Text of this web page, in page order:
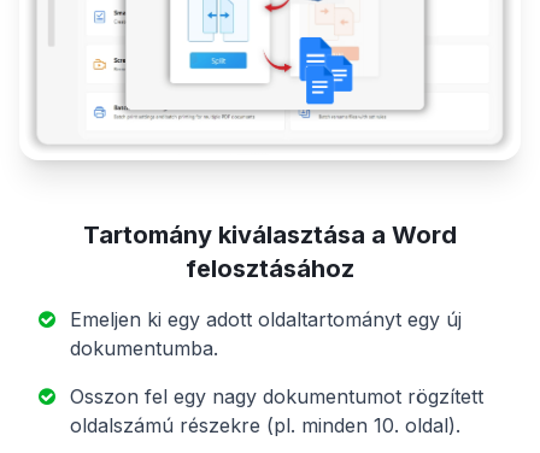
Tartomány kiválasztása a Word
felosztásához
Emeljen ki egy adott oldaltartományt egy új
dokumentumba.
Osszon fel egy nagy dokumentumot rögzített
oldalszámú részekre (pl. minden 10. oldal).